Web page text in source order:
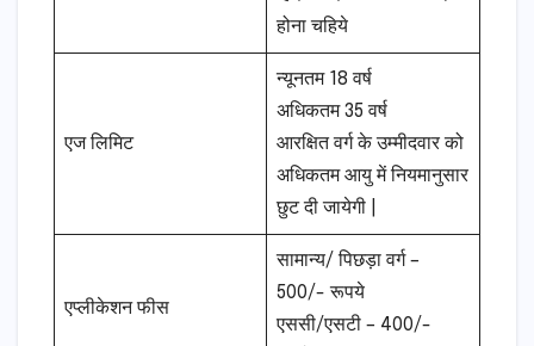
होना चहिये
एज लिमिट
न्यूनतम 18 वर्ष
अधिकतम 35 वर्ष
आरक्षित वर्ग के उम्मीदवार को
अधिकतम आयु में नियमानुसार
छुट दी जायेगी |
एप्लीकेशन फीस
सामान्य/ पिछड़ा वर्ग –
500/- रूपये
एससी/एसटी – 400/-